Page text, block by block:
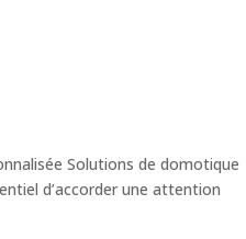
Solutions de domotique
d’accorder une attention